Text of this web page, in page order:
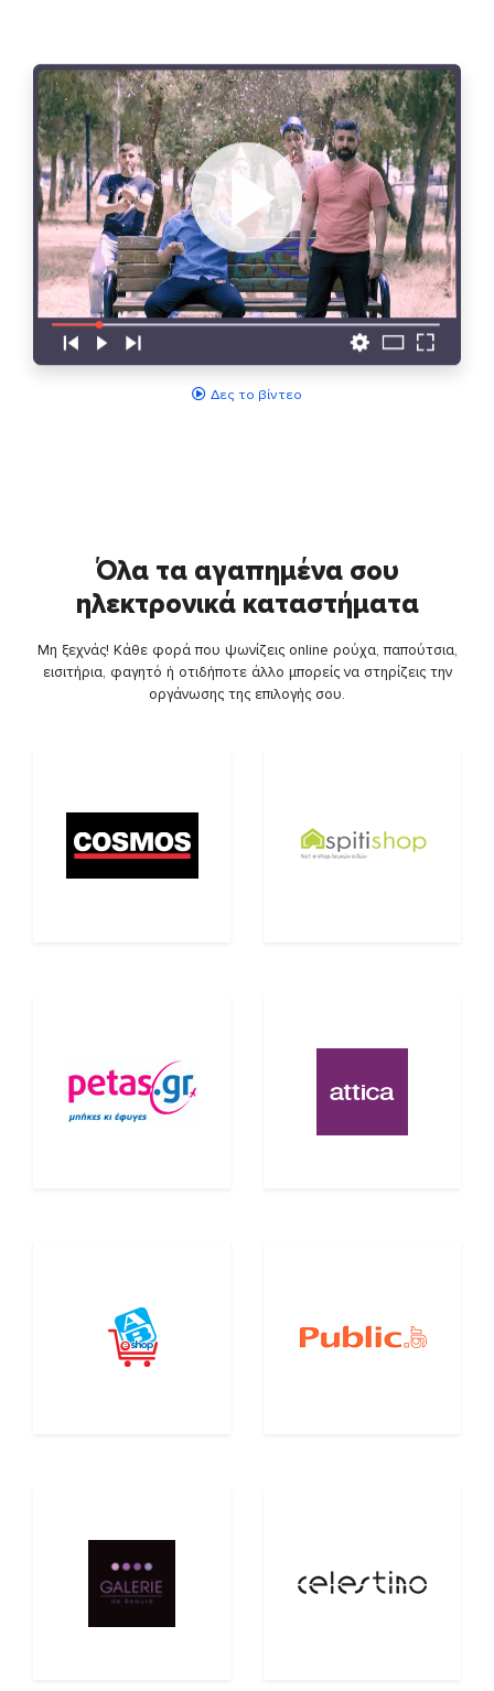
Δες το βίντεο
Όλα τα αγαπημένα σου
ηλεκτρονικά καταστήματα
Μη ξεχνάς! Κάθε φορά που ψωνίζεις online ρούχα, παπούτσια,
εισιτήρια, φαγητό ή οτιδήποτε άλλο μπορείς να στηρίζεις την
οργάνωσης της επιλογής σου.